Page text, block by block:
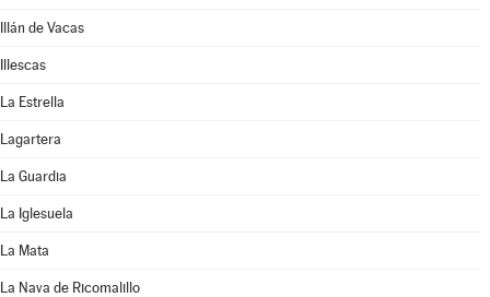
Illán de Vacas
Illescas
La Estrella
Lagartera
La Guardia
La Iglesuela
La Mata
La Nava de Ricomalillo